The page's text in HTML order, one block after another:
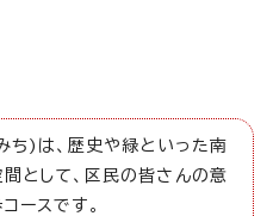
ち)は、歴史や緑といった南
として、区民の皆さんの意
ースです。